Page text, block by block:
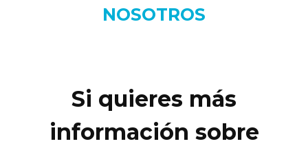
NOSOTROS
Si quieres más
información sobre